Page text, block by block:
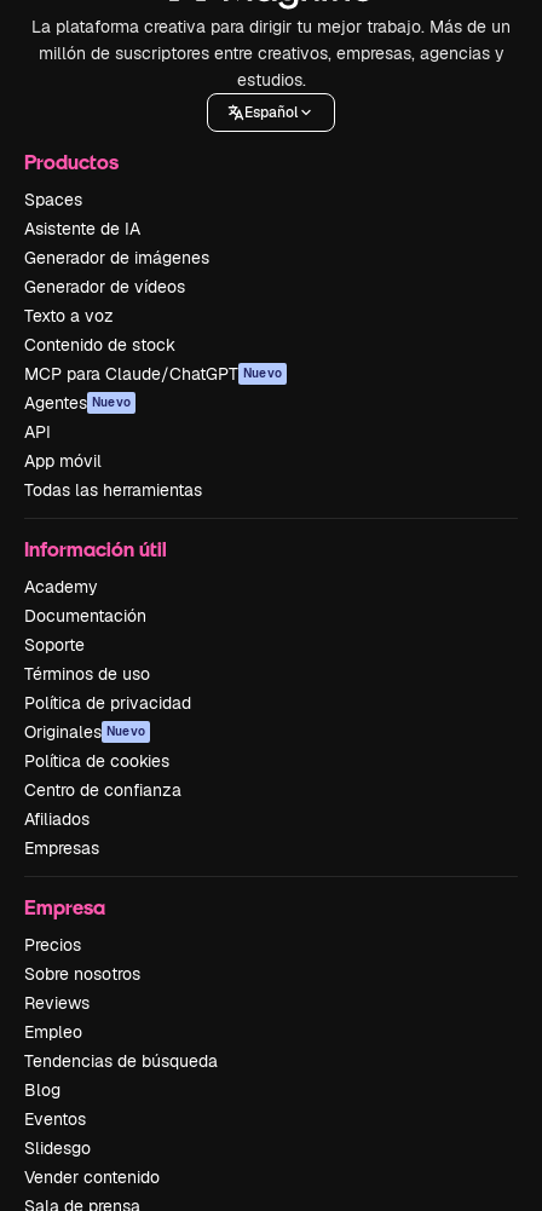
La plataforma creativa para dirigir tu mejor trabajo. Más de un
millón de suscriptores entre creativos, empresas, agencias y
estudios.
Español
Productos
Spaces
Asistente de IA
Generador de imágenes
Generador de vídeos
Texto a voz
Contenido de stock
MCP para Claude/ChatGPT Nuevo
Agentes Nuevo
API
App móvil
Todas las herramientas
Información útil
Academy
Documentación
Soporte
Términos de uso
Política de privacidad
Originales Nuevo
Política de cookies
Centro de confianza
Afiliados
Empresas
Empresa
Precios
Sobre nosotros
Reviews
Empleo
Tendencias de búsqueda
Blog
Eventos
Slidesgo
Vender contenido
Sala de prensa